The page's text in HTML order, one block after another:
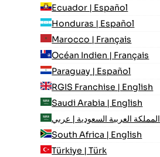
Ecuador | Español
Honduras | Español
Marocco | Français
Océan Indien | Français
Paraguay | Español
RGIS Franchise | English
Saudi Arabia | English
المملكة العربية السعودية | عربي
South Africa | English
Türkiye | Türk